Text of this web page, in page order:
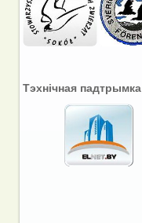
Тэхнічная падтрымка